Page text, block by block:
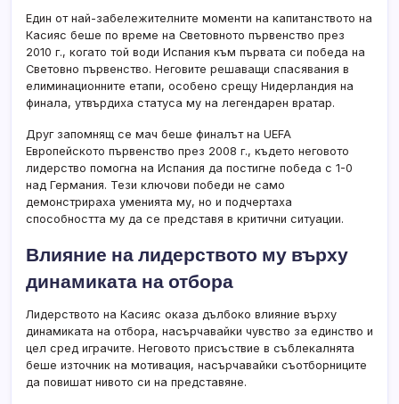
Един от най-забележителните моменти на капитанството на
Касияс беше по време на Световното първенство през
2010 г., когато той води Испания към първата си победа на
Световно първенство. Неговите решаващи спасявания в
елиминационните етапи, особено срещу Нидерландия на
финала, утвърдиха статуса му на легендарен вратар.
Друг запомнящ се мач беше финалът на UEFA
Европейското първенство през 2008 г., където неговото
лидерство помогна на Испания да постигне победа с 1-0
над Германия. Тези ключови победи не само
демонстрираха уменията му, но и подчертаха
способността му да се представя в критични ситуации.
Влияние на лидерството му върху
динамиката на отбора
Лидерството на Касияс оказа дълбоко влияние върху
динамиката на отбора, насърчавайки чувство за единство и
цел сред играчите. Неговото присъствие в съблекалнята
беше източник на мотивация, насърчавайки съотборниците
да повишат нивото си на представяне.